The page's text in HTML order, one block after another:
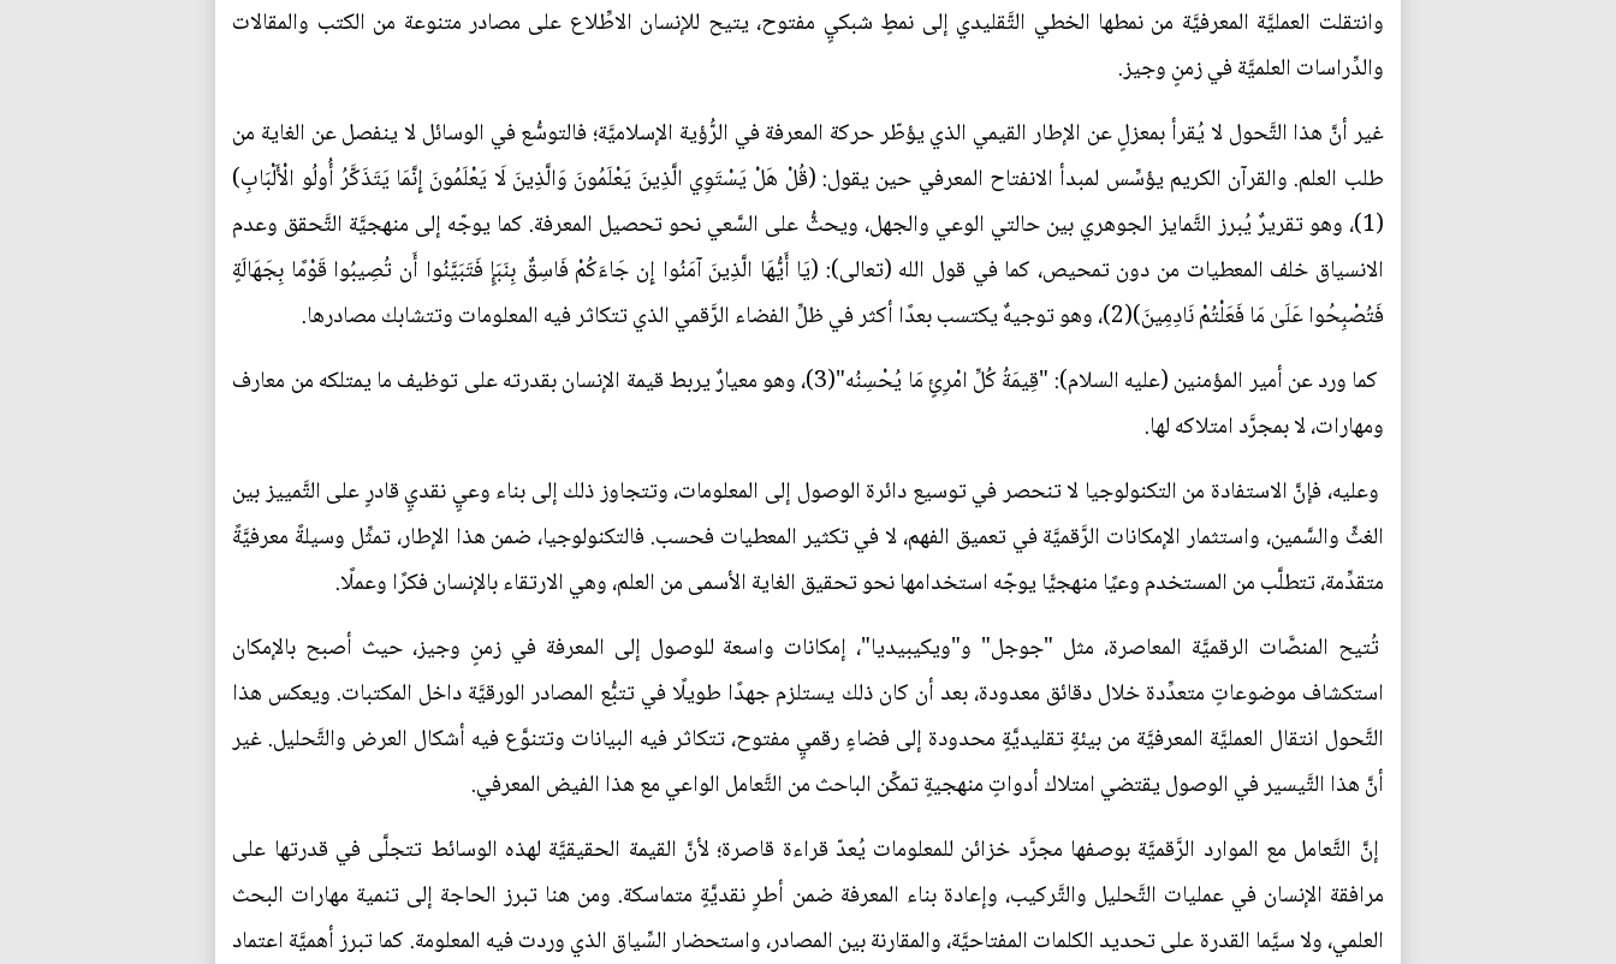
وانتقلت العمليَّة المعرفيَّة من نمطها الخطي التَّقليدي إلى نمطٍ شبكيٍ مفتوح، يتيح للإنسان الاطِّلاع على مصادر متنوعة من الكتب والمقالات
والدِّراسات العلميَّة في زمنٍ وجيز.
غير أنَّ هذا التَّحول لا يُقرأ بمعزلٍ عن الإطار القيمي الذي يؤطّر حركة المعرفة في الرُّؤية الإسلاميَّة؛ فالتوسُّع في الوسائل لا ينفصل عن الغاية من
طلب العلم. والقرآن الكريم يؤسِّس لمبدأ الانفتاح المعرفي حين يقول: (قُلْ هَلْ يَسْتَوِي الَّذِينَ يَعْلَمُونَ وَالَّذِينَ لَا يَعْلَمُونَ إِنَّمَا يَتَذَكَّرُ أُولُو الْأَلْبَابِ)
(1)، وهو تقريرٌ يُبرز التَّمايز الجوهري بين حالتي الوعي والجهل، ويحثُّ على السَّعي نحو تحصيل المعرفة. كما يوجّه إلى منهجيَّة التَّحقق وعدم
الانسياق خلف المعطيات من دون تمحيص، كما في قول الله (تعالى): (يَا أَيُّهَا الَّذِينَ آمَنُوا إِن جَاءَكُمْ فَاسِقٌ بِنَبَإٍ فَتَبَيَّنُوا أَن تُصِيبُوا قَوْمًا بِجَهَالَةٍ
فَتُصْبِحُوا عَلَىٰ مَا فَعَلْتُمْ نَادِمِينَ)(2)، وهو توجيهٌ يكتسب بعدًا أكثر في ظلِّ الفضاء الرَّقمي الذي تتكاثر فيه المعلومات وتتشابك مصادرها.
كما ورد عن أمير المؤمنين (عليه السلام): "قِيمَةُ كُلِّ امْرِئٍ مَا يُحْسِنُه"(3)، وهو معيارٌ يربط قيمة الإنسان بقدرته على توظيف ما يمتلكه من معارف
ومهارات، لا بمجرَّد امتلاكه لها.
وعليه، فإنَّ الاستفادة من التكنولوجيا لا تنحصر في توسيع دائرة الوصول إلى المعلومات، وتتجاوز ذلك إلى بناء وعيٍ نقديٍ قادرٍ على التَّمييز بين
الغثِّ والسَّمين، واستثمار الإمكانات الرَّقميَّة في تعميق الفهم، لا في تكثير المعطيات فحسب. فالتكنولوجيا، ضمن هذا الإطار، تمثِّل وسيلةً معرفيَّةً
متقدِّمة، تتطلَّب من المستخدم وعيًا منهجيًّا يوجّه استخدامها نحو تحقيق الغاية الأسمى من العلم، وهي الارتقاء بالإنسان فكرًا وعملًا.
تُتيح المنصَّات الرقميَّة المعاصرة، مثل "جوجل" و"ويكيبيديا"، إمكانات واسعة للوصول إلى المعرفة في زمنٍ وجيز، حيث أصبح بالإمكان
استكشاف موضوعاتٍ متعدِّدة خلال دقائق معدودة، بعد أن كان ذلك يستلزم جهدًا طويلًا في تتبُّع المصادر الورقيَّة داخل المكتبات. ويعكس هذا
التَّحول انتقال العمليَّة المعرفيَّة من بيئةٍ تقليديَّةٍ محدودة إلى فضاءٍ رقميٍ مفتوح، تتكاثر فيه البيانات وتتنوَّع فيه أشكال العرض والتَّحليل. غير
أنَّ هذا التَّيسير في الوصول يقتضي امتلاك أدواتٍ منهجيةٍ تمكِّن الباحث من التَّعامل الواعي مع هذا الفيض المعرفي.
إنَّ التَّعامل مع الموارد الرَّقميَّة بوصفها مجرَّد خزائن للمعلومات يُعدّ قراءة قاصرة؛ لأنَّ القيمة الحقيقيَّة لهذه الوسائط تتجلَّى في قدرتها على
مرافقة الإنسان في عمليات التَّحليل والتَّركيب، وإعادة بناء المعرفة ضمن أطرٍ نقديَّةٍ متماسكة. ومن هنا تبرز الحاجة إلى تنمية مهارات البحث
العلمي، ولا سيَّما القدرة على تحديد الكلمات المفتاحيَّة، والمقارنة بين المصادر، واستحضار السِّياق الذي وردت فيه المعلومة. كما تبرز أهميَّة اعتماد